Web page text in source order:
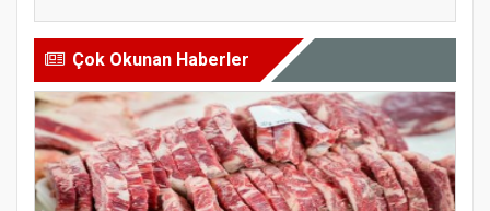
Çok Okunan Haberler